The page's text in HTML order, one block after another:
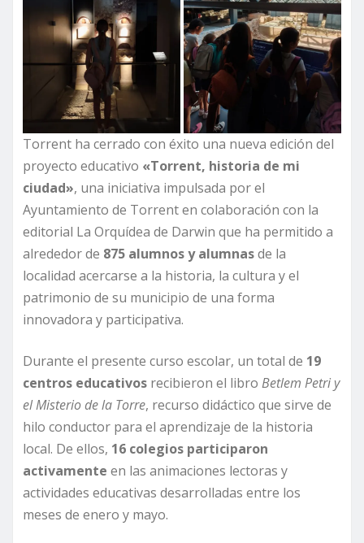
Torrent ha cerrado con éxito una nueva edición del
proyecto educativo «Torrent, historia de mi
ciudad», una iniciativa impulsada por el
Ayuntamiento de Torrent en colaboración con la
editorial La Orquídea de Darwin que ha permitido a
alrededor de 875 alumnos y alumnasde la
localidad acercarse a la historia, la cultura y el
patrimonio de su municipio de una forma
innovadora y participativa.
Durante el presente curso escolar, un total de 19
centros educativos recibieron el libro Betlem Petri y
el Misterio de la Torre, recurso didáctico que sirve de
hilo conductor para el aprendizaje de la historia
local. De ellos, 16 colegios participaron
activamente en las animaciones lectoras y
actividades educativas desarrolladas entre los
meses de enero y mayo.